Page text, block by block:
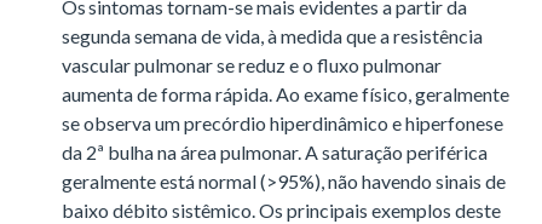
Os sintomas tornam-se mais evidentes a partir da
segunda semana de vida, à medida que a resistência
vascular pulmonar se reduz e o fluxo pulmonar
aumenta de forma rápida. Ao exame físico, geralmente
se observa um precórdio hiperdinâmico e hiperfonese
da 2ª bulha na área pulmonar. A saturação periférica
geralmente está normal (>95%), não havendo sinais de
baixo débito sistêmico. Os principais exemplos deste